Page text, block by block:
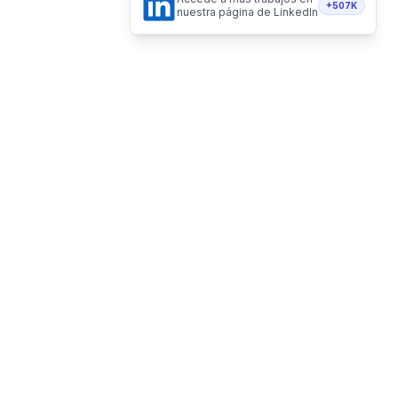
nuestra página de LinkedIn
+507K